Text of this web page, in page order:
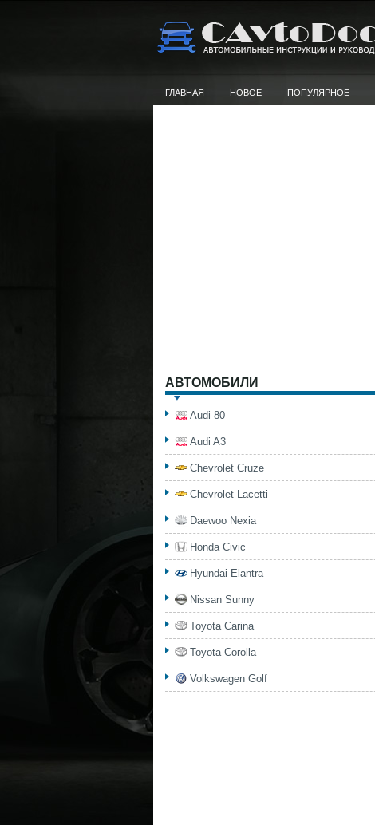
ГЛАВНАЯ НОВОЕ ПОПУЛЯРНОЕ
АВТОМОБИЛИ
Audi 80
Audi A3
Chevrolet Cruze
Chevrolet Lacetti
Daewoo Nexia
Honda Civic
Hyundai Elantra
Nissan Sunny
Toyota Carina
Toyota Corolla
Volkswagen Golf